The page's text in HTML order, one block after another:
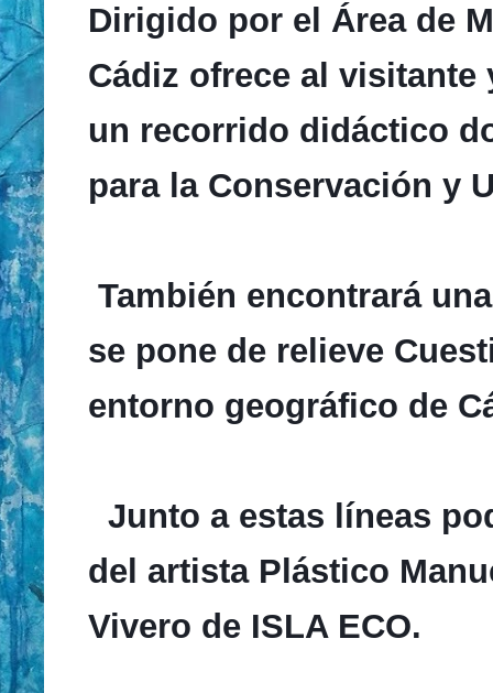
Dirigido por el Área de
Cádiz ofrece al visitante
un recorrido didáctico
para la Conservación y
También encontrará
se pone de relieve
entorno geográfico de
Junto a estas líneas
del artista Plástico
Vivero de ISLA ECO.